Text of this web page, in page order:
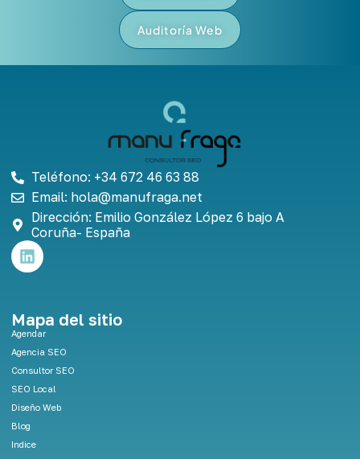
Auditoría Web
Teléfono: +34 672 46 63 88
Email: hola@manufraga.net
Dirección: Emilio González López 6 bajo A
Coruña- España
L
i
e
d
n
Mapa del sitio
Agendar
Agencia SEO
Consultor SEO
SEO Local
Diseño Web
Blog
Indice